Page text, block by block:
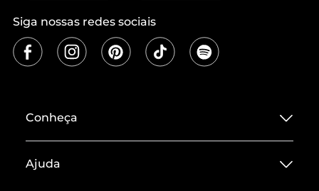
Siga nossas redes sociais
Conheça
Termos de Uso
Ajuda